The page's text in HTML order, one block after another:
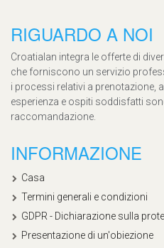
RIGUARDO A NOI
Croatialan integra le offerte di
che forniscono un servizio
i processi relativi a prenotazione,
esperienza e ospiti soddisfatti
raccomandazione.
INFORMAZIONE
Casa
Termini generali e condizioni
GDPR - Dichiarazione sulla
Presentazione di un'obiezione